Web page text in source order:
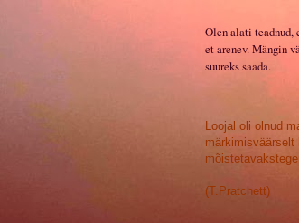
Olen alati teadnud,
et arenev. Mängin
suureks saada.
Loojal oli olnud
märkimisväärselt
(T.Pratchett)